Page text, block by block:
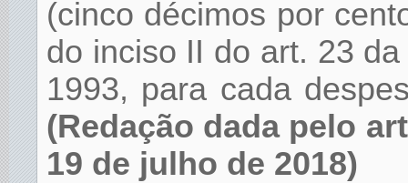
(cinco décimos por
do inciso II do art. 23
1993, para cada
(Redação dada pelo
19 de julho de 2018)